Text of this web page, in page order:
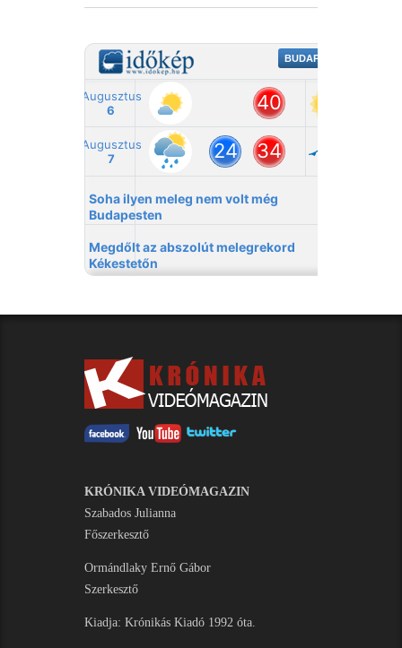
KRÓNIKA VIDEÓMAGAZIN
Szabados Julianna
Főszerkesztő
Ormándlaky Ernő Gábor
Szerkesztő
Kiadja: Krónikás Kiadó 1992 óta.